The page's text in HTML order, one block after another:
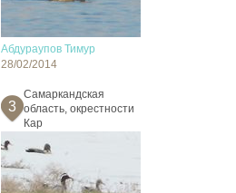
Абдураупов Тимур
28/02/2014
3
Самаркандская
область, окрестности
Кар